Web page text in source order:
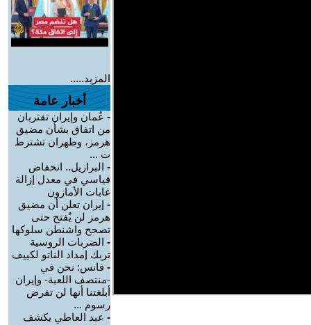
المزيد.....
أخبار عامة
- عُمان وإيران تقتربان
من اتفاق بشأن مضيق
هرمز، وطهران تشترط
ت ...
- البرازيل.. انخفاض
قياسي في معدل إزالة
غابات الأمازون
- إيران تعلن أن مضيق
هرمز لن يٌفتح حتى
تصحح واشنطن سلوكها
- الضربات الروسية
تربك إمداد الناتو لكييف
- فانس: نحن في
-منتصف اللعبة- وإيران
أبلغتنا أنها لن تفرض
رسوم ...
- عبد العاطي يكشف